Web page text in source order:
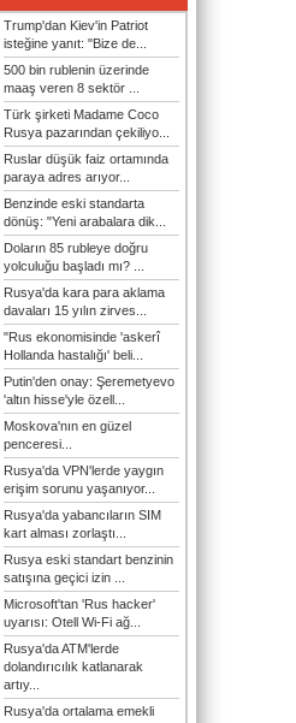
Trump'dan Kiev'in Patriot
isteğine yanıt: "Bize de...
500 bin rublenin üzerinde
maaş veren 8 sektör ...
Türk şirketi Madame Coco
Rusya pazarından çekiliyo...
Ruslar düşük faiz ortamında
paraya adres arıyor...
Benzinde eski standarta
dönüş: "Yeni arabalara dik...
Doların 85 rubleye doğru
yolculuğu başladı mı? ...
Rusya'da kara para aklama
davaları 15 yılın zirves...
"Rus ekonomisinde 'askerî
Hollanda hastalığı' beli...
Putin'den onay: Şeremetyevo
'altın hisse'yle özell...
Moskova'nın en güzel
penceresi...
Rusya'da VPN'lerde yaygın
erişim sorunu yaşanıyor...
Rusya'da yabancıların SIM
kart alması zorlaştı...
Rusya eski standart benzinin
satışına geçici izin ...
Microsoft'tan 'Rus hacker'
uyarısı: Otell Wi-Fi ağ...
Rusya'da ATM'lerde
dolandırıcılık katlanarak
artıy...
Rusya'da ortalama emekli